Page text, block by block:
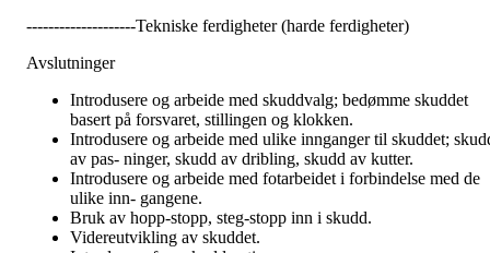
--------------------Tekniske ferdigheter (harde ferdigheter)
Avslutninger
Introdusere og arbeide med skuddvalg; bedømme skuddet
basert på forsvaret, stillingen og klokken.
Introdusere og arbeide med ulike innganger til skuddet;
av pas- ninger, skudd av dribling, skudd av kutter.
Introdusere og arbeide med fotarbeidet i forbindelse med de
ulike inn- gangene.
Bruk av hopp-stopp, steg-stopp inn i skudd.
Videreutvikling av skuddet.